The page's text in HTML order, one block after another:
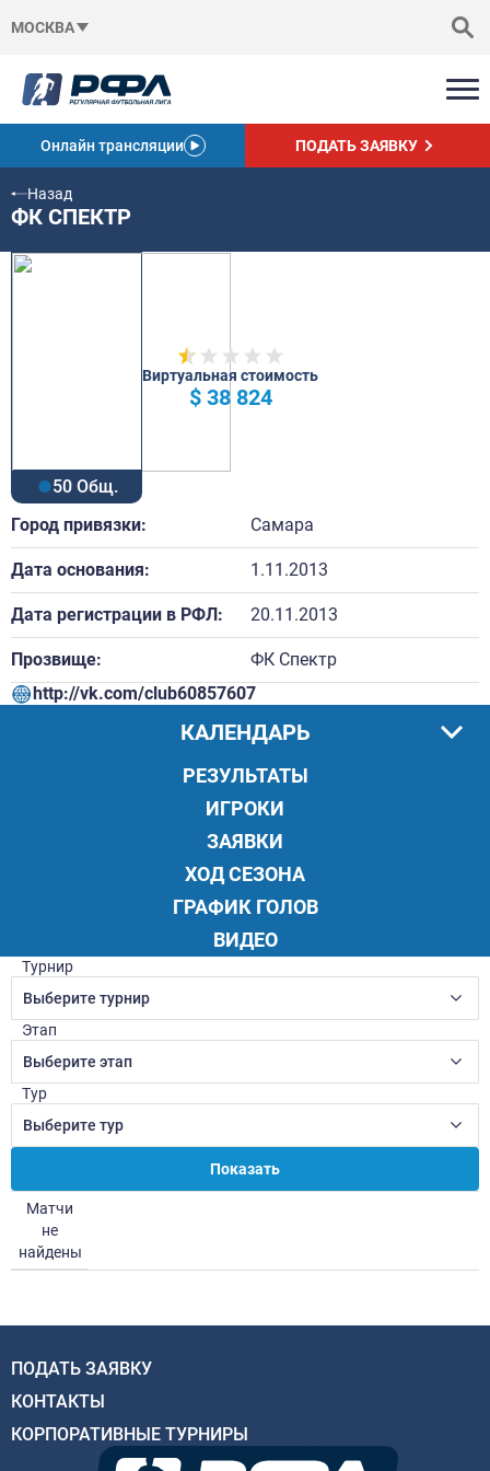
МОСКВА
Онлайн трансляции ПОДАТЬ ЗАЯВКУ
Назад
ФК СПЕКТР
50 Общ.
Виртуальная стоимость
$ 38 824
Город привязки: Самара
Дата основания: 1.11.2013
Дата регистрации в РФЛ: 20.11.2013
Прозвище:
ФК Спектр
http://vk.com/club60857607
РЕЗУЛЬТАТЫ
КАЛЕНДАРЬ
ИГРОКИ
ЗАЯВКИ
ХОД СЕЗОНА
ГРАФИК ГОЛОВ
ВИДЕО
Турнир
Выберите турнир
Этап
Выберите этап
Тур
Выберите тур
Показать
Матчи
не
найдены
ПОДАТЬ ЗАЯВКУ
КОНТАКТЫ
КОРПОРАТИВНЫЕ ТУРНИРЫ